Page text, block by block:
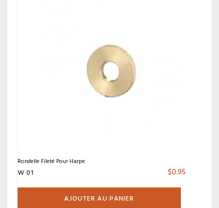
Rondelle Fileté Pour Harpe
W 01 $0.95
AJOUTER AU PANIER